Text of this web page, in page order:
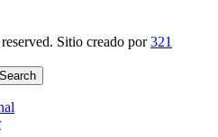
Sitio creado por321
Search